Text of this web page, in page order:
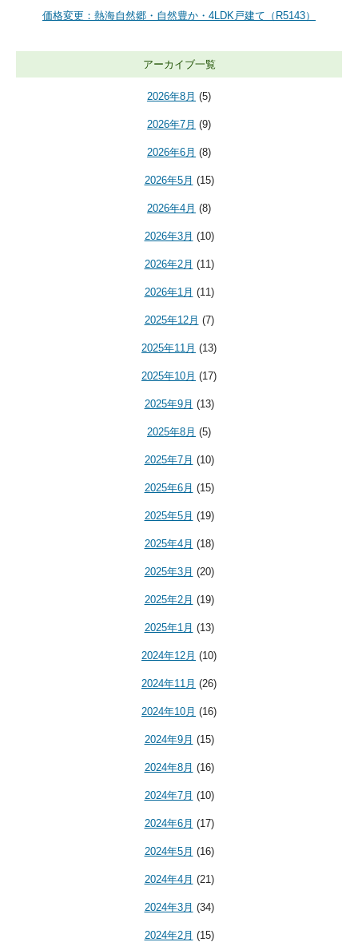
価格変更：熱海自然郷・自然豊か・4LDK戸建て（R5143）
アーカイブ一覧
2026年8月 (5)
2026年7月 (9)
2026年6月 (8)
2026年5月 (15)
2026年4月 (8)
2026年3月 (10)
2026年2月 (11)
2026年1月 (11)
2025年12月 (7)
2025年11月 (13)
2025年10月 (17)
2025年9月 (13)
2025年8月 (5)
2025年7月 (10)
2025年6月 (15)
2025年5月 (19)
2025年4月 (18)
2025年3月 (20)
2025年2月 (19)
2025年1月 (13)
2024年12月 (10)
2024年11月 (26)
2024年10月 (16)
2024年9月 (15)
2024年8月 (16)
2024年7月 (10)
2024年6月 (17)
2024年5月 (16)
2024年4月 (21)
2024年3月 (34)
2024年2月 (15)